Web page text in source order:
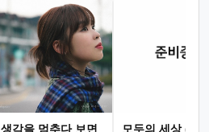
생각을 멈추다 보면 모두의 세상 (뮤